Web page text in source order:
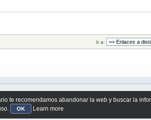
Ir a:
te recomendamos abandonar la web y buscar la
OK Learn more